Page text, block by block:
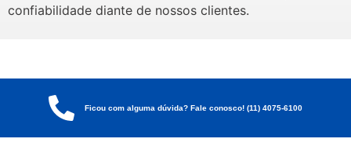
confiabilidade diante de nossos clientes.
Ficou com alguma dúvida? Fale conosco! (11) 4075-6100